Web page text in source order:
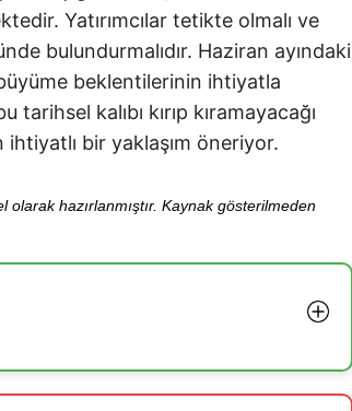
Yatırımcılar tetikte olmalı ve
bulundurmalıdır. Haziran ayındaki
beklentilerinin ihtiyatla
kalıbı kırıp kıramayacağı
bir yaklaşım öneriyor.
hazırlanmıştır. Kaynak gösterilmeden